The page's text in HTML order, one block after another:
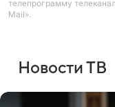
телепрограмму
Mail».
Новости ТВ